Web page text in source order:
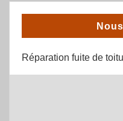
Réparation fuite de